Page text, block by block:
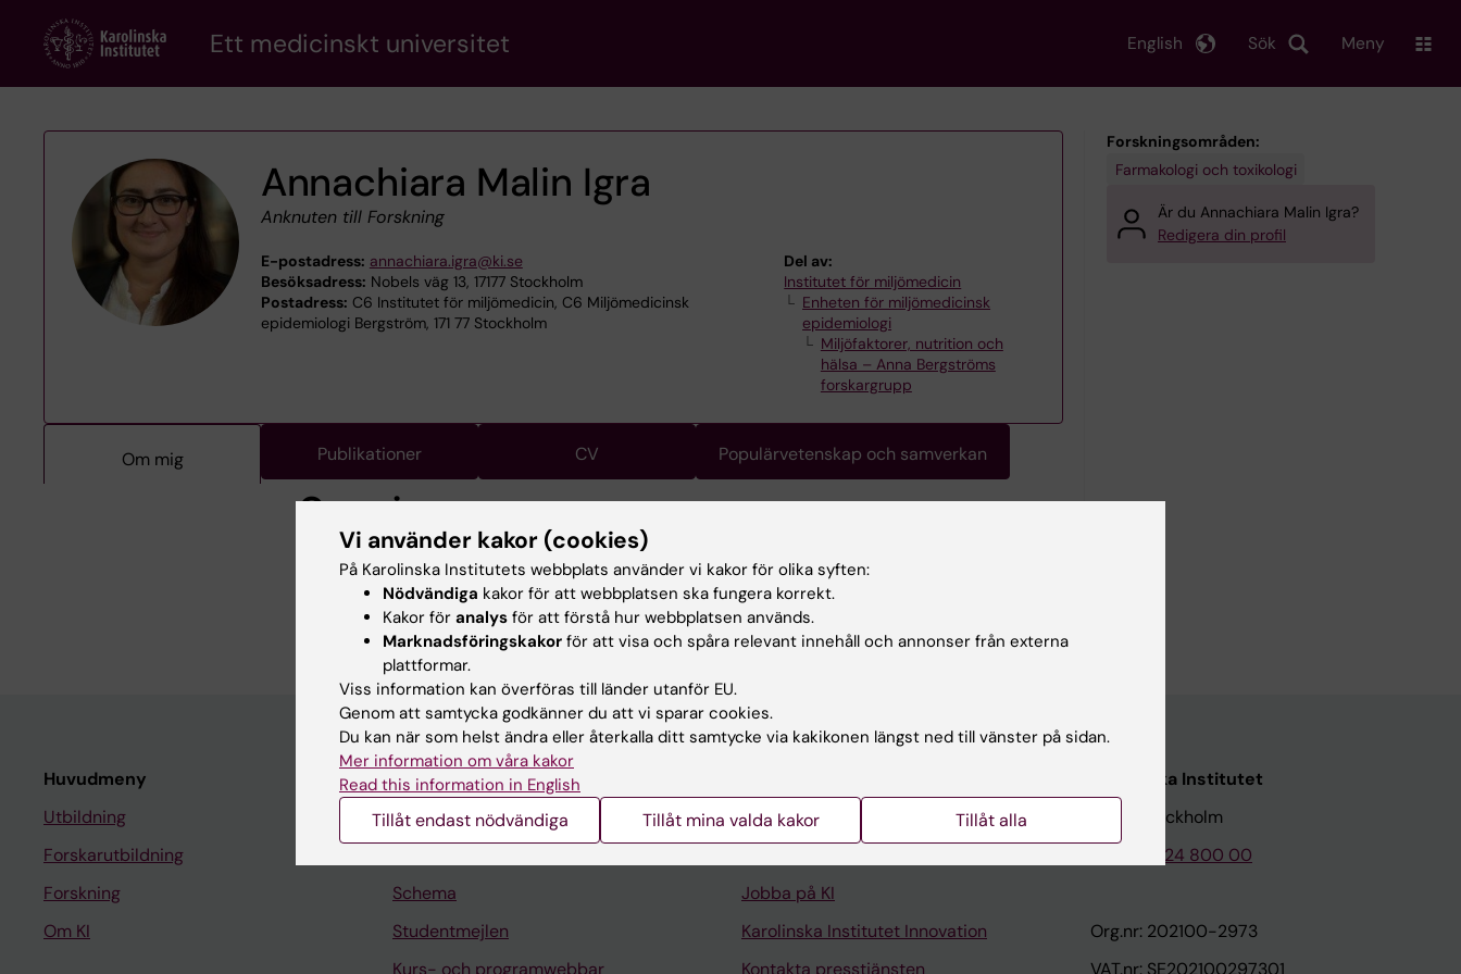
content
Ett medicinskt universitet Sök
English Meny
Annachiara Malin Igra
Anknuten till Forskning
E-postadress: annachiara.igra@ki.se
Besöksadress: Nobels väg 13, 17177 Stockholm
Postadress: C6 Institutet för miljömedicin, C6 Miljömedicinsk
epidemiologi Bergström, 171 77 Stockholm
Del av:
Institutet för miljömedicin
Enheten för miljömedicinsk
epidemiologi
Miljöfaktorer, nutrition och
hälsa – Anna Bergströms
forskargrupp
Om mig Publikationer CV Populärvetenskap och samverkan
Om mig
* 2022: PhD i medicinsk vetenskap, Karolinska Institutet
* 2014: Masterexamen i toxikologi, Karolinska Institutet
* 2011: Kandidatexamen i biomedicin, Karolinska Institutet
Forskningsområden:
Farmakologi och toxikologi
Är du Annachiara Malin Igra?
Redigera din profil
Huvudmeny
Utbildning
Forskarutbildning
Forskning
Om KI
Student
Ladok
Schema
Studentmejlen
Kurs- och programwebbar
Universitetsbiblioteket
Jobba på KI
Karolinska Institutet Innovation
Kontakta presstjänsten
Karolinska Institutet
171 77 Stockholm
Tel: 08-524 800 00
Org.nr: 202100-2973
VAT.nr: SE202100297301
Vi använder kakor (cookies)
På Karolinska Institutets webbplats använder vi kakor för olika syften:
Nödvändiga kakor för att webbplatsen ska fungera korrekt.
Kakor för analys för att förstå hur webbplatsen används.
Marknadsföringskakor för att visa och spåra relevant innehåll och annonser från externa
plattformar.
Viss information kan överföras till länder utanför EU.
Genom att samtycka godkänner du att vi sparar cookies.
Du kan när som helst ändra eller återkalla ditt samtycke via kakikonen längst ned till vänster på sidan.
Mer information om våra kakor
Read this information in English
Tillåt endast nödvändiga Tillåt mina valda kakor Tillåt alla